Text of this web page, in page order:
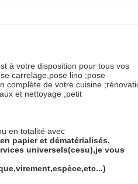
à votre disposition pour tous vos
carrelage,pose lino ;pose
complète de votre cuisine
et nettoyage ;petit
en totalité avec
en papier et dématérialisés.
universels(cesu),je vous